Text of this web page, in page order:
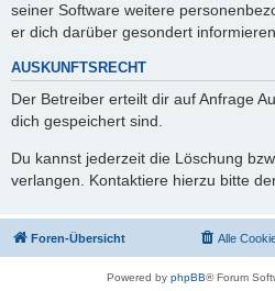
seiner Software weitere
er dich darüber gesondert
AUSKUNFTSRECHT
Der Betreiber erteilt dir auf Anfrage
dich gespeichert sind.
Du kannst jederzeit die Löschung
verlangen. Kontaktiere hierzu bitte
Foren-Übersicht Alle
Powered by phpBB® Forum